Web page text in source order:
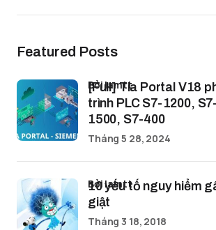
Featured Posts
[Full] Tia Portal V18
trình PLC S7-1200,
1500, S7-400
bởi lamtt
Tháng 5 28, 2024
10 yếu tố nguy hiểm
giật
bởi lamtt
Tháng 3 18, 2018